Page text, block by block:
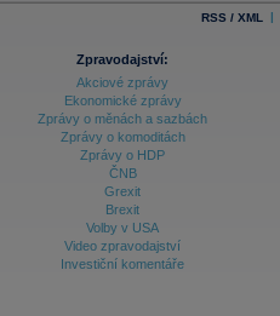
RSS / XML |
Zpravodajství:
Akciové zprávy
Ekonomické zprávy
Zprávy o měnách a sazbách
Zprávy o komoditách
Zprávy o HDP
ČNB
Grexit
Brexit
Volby v USA
Video zpravodajství
Investiční komentáře